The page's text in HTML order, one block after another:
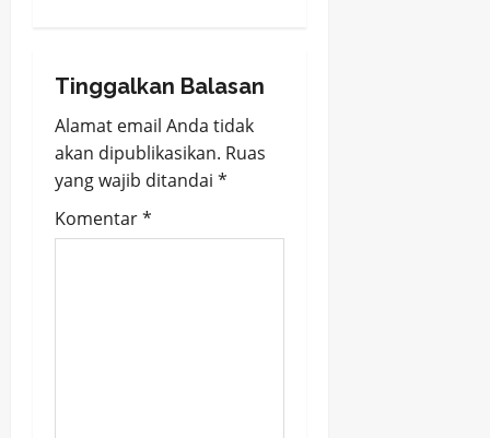
a
v
i
g
Tinggalkan Balasan
Alamat email Anda tidak
akan dipublikasikan. Ruas
yang wajib ditandai *
Komentar*